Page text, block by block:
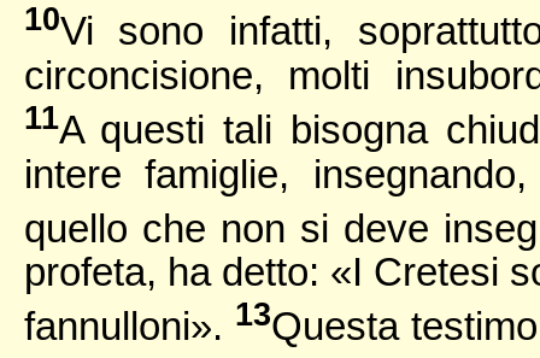
10Vi sono infatti,
circoncisione, molti
11A questi tali bisogna
intere famiglie,
quello che non si deve
profeta, ha detto: «I Cretesi
fannulloni». 13Questa